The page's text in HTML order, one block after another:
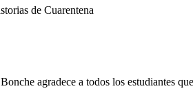
agradece a todos los estudiantes